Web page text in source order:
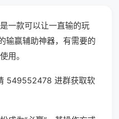
一款可以让一直输的玩
输赢辅助神器，有需要的
用。
549552478 进群获取软